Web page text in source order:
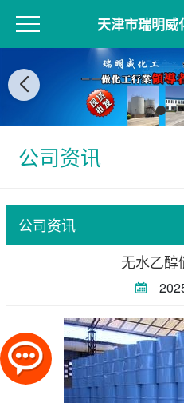
天津市瑞明威
公司资讯
公司资讯
无水乙醇